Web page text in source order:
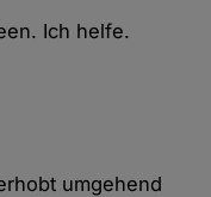
Ich helfe.
umgehend